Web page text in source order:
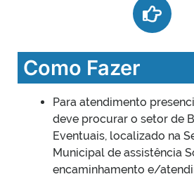
Como Fazer
Para atendimento
deve procurar o setor de
Eventuais, localizado na
Municipal de assistência
encaminhamento e/